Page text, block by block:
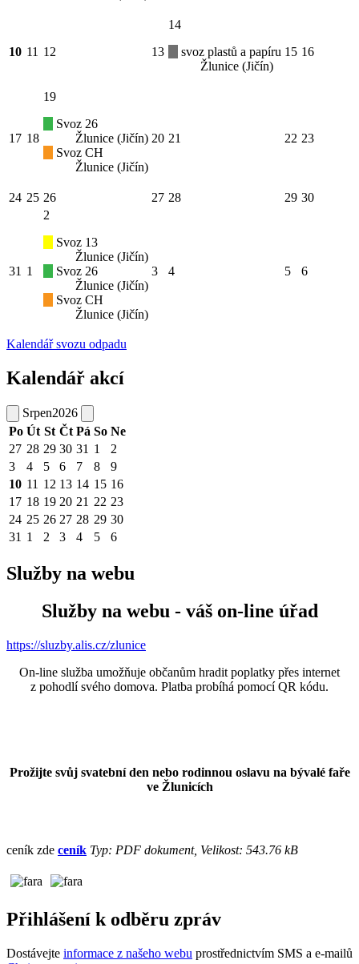
10 11 12 13
14
svoz plastů a papíru
Žlunice (Jičín)
15 16
17 18
19
Svoz 26
Žlunice (Jičín)
Svoz CH
Žlunice (Jičín)
20 21 22 23
24 25 26 27 28 29 30
31 1
2
Svoz 13
Žlunice (Jičín)
Svoz 26
Žlunice (Jičín)
Svoz CH
Žlunice (Jičín)
3 4 5 6
Kalendář svozu odpadu
Kalendář akcí
Srpen2026
Po Út St Čt Pá So Ne
27 28 29 30 31 1
2
3
4 5 6 7 8
9
10 11 12 13 14 15 16
17 18 19 20 21 22 23
24 25 26 27 28 29 30
31 1 2 3 4 5 6
Služby na webu
Služby na webu - váš on-line úřad
https://sluzby.alis.cz/zlunice
On-line služba umožňuje občanům hradit poplatky přes internet
z pohodlí svého domova. Platba probíhá pomocí QR kódu.
Prožijte svůj svatební den nebo rodinnou oslavu na bývalé faře
ve Žlunicích
ceník zde ceník Typ: PDF dokument, Velikost: 543.76 kB
Přihlášení k odběru zpráv
Dostávejte informace z našeho webu prostřednictvím SMS a e-mailů